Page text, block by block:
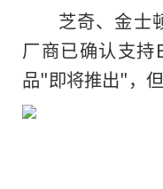
芝奇、金士
厂商已确认支持
品"即将推出"，